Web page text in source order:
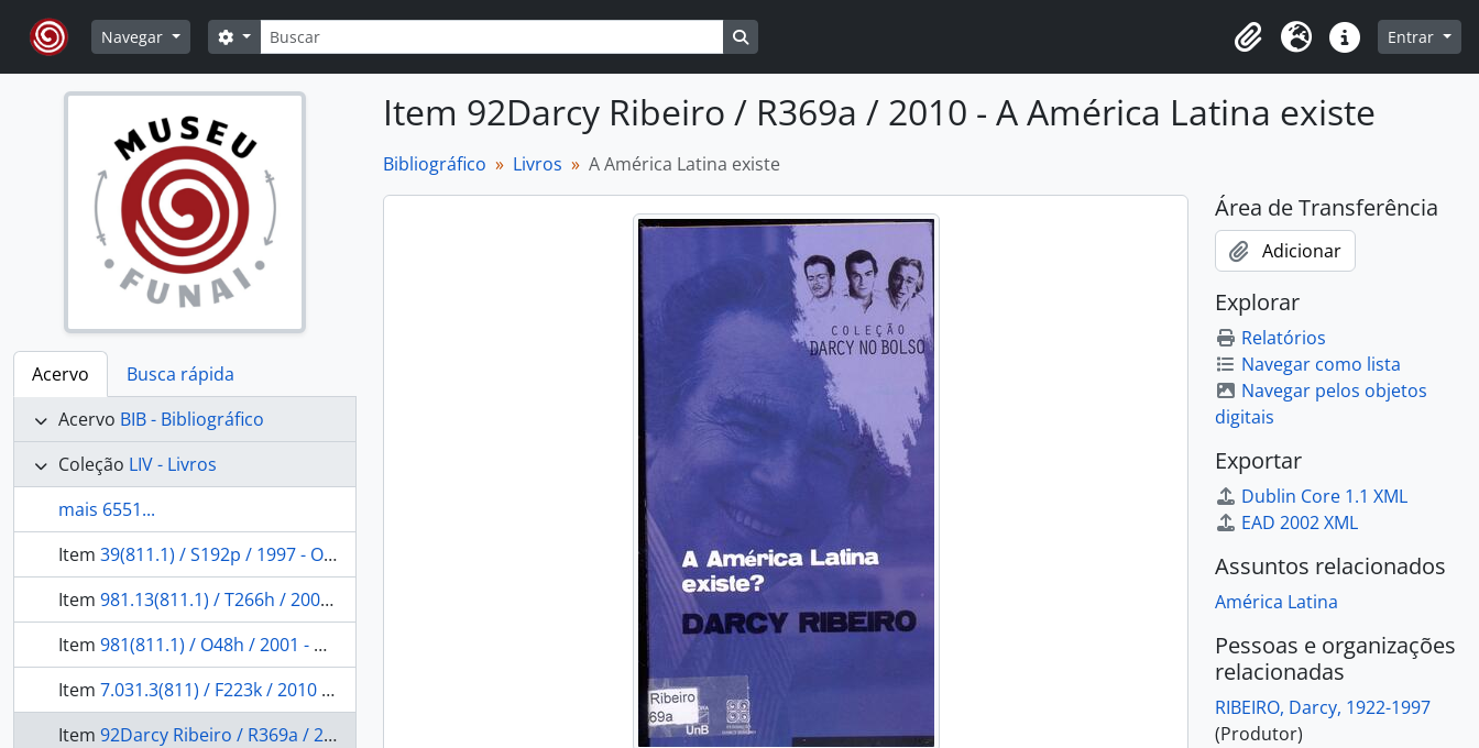
Skip to main content
Navegar
Buscar
Opções de busca
Área de Transferência
Idioma Atalhos Entrar
Acervo
Busca rápida
Acervo BIB - Bibliográfico
Coleção LIV - Livros
mais 6551...
Item 39(811.1) / S192p / 1997 - Os povos indígenas de Rondônia
Item 981.13(811.1) / T266h / 2001 - História regional: Rondônia.
Item 981(811.1) / O48h / 2001 - História Desenvolvimento e colonização do Estado de Rondônia
Item 7.031.3(811) / F223k / 2010 - Kanemai ' a'ahã dju'a papera: Livro do artesanato do povo Juruna (Yudjá).
Item 92Darcy Ribeiro / R369a / 2010 - A América Latina existe
Item 92Darcy Ribeiro / R369a / 2010 - A América Latina existe
Bibliográfico Livros A América Latina existe
Área de Transferência
Adicionar
Explorar
Relatórios
Navegar como lista
Navegar pelos objetos
digitais
Exportar
Dublin Core 1.1 XML
EAD 2002 XML
Assuntos relacionados
América Latina
Pessoas e organizações
relacionadas
RIBEIRO, Darcy, 1922-1997
(Produtor)